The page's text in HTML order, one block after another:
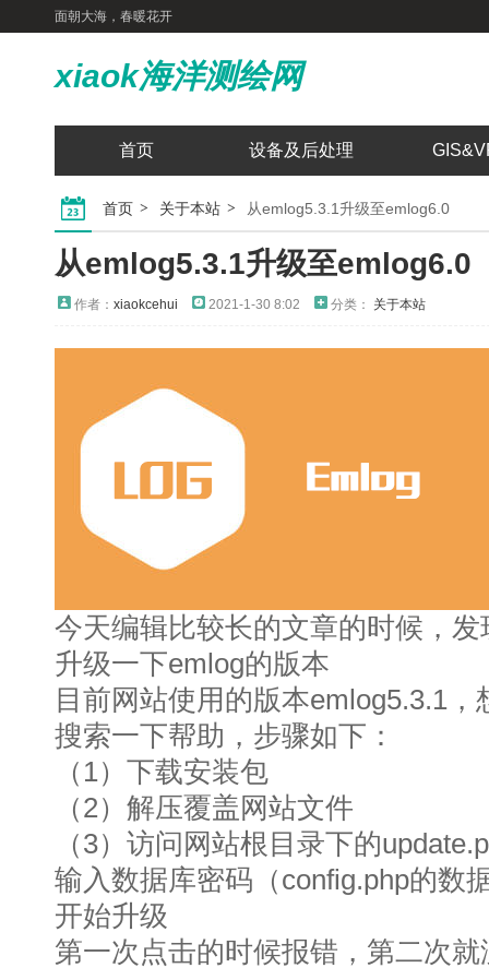
面朝大海，春暖花开
xiaok海洋测绘网
首页 设备及后处理
首页 关于本站 从emlog5.3.1升级至emlog6.0
从emlog5.3.1升级至emlog6.0
作者： xiaokcehui 2021-1-30 8:02 分类： 关于本站
今天编辑比较长的文章的时候，
升级一下emlog的版本
目前网站使用的版本emlog5.3.1
搜索一下帮助，步骤如下：
（1）下载安装包
（2）解压覆盖网站文件
（3）访问网站根目录下的
输入数据库密码（config.php的数
开始升级
第一次点击的时候报错，第二次